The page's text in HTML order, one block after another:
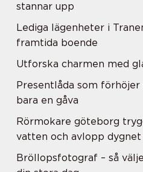
stannar upp
Lediga lägenheter i
framtida boende
Utforska charmen med
Presentlåda som
bara en gåva
Rörmokare göteborg
vatten och avlopp
Bröllopsfotograf – så